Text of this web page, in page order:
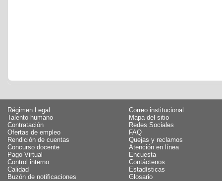
Régimen Legal
Talento humano
Contratación
Ofertas de empleo
Rendición de cuentas
Concurso docente
Pago Virtual
Control interno
Calidad
Buzón de notificaciones
Correo institucional
Mapa del sitio
Redes Sociales
FAQ
Quejas y reclamos
Atención en línea
Encuesta
Contáctenos
Estadísticas
Glosario